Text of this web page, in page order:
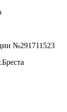
№291711523